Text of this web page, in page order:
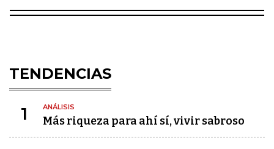
TENDENCIAS
1 ANÁLISIS
Más riqueza para ahí sí, vivir sabroso